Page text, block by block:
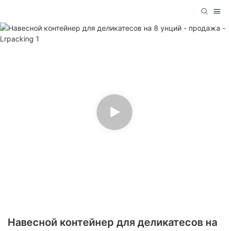
Навесной контейнер для деликатесов на